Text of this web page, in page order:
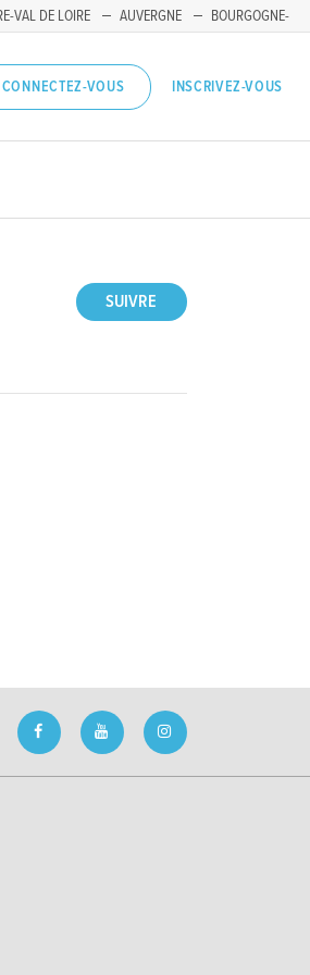
VAL DE LOIRE AUVERGNE
BOURGOGNE-
CONNECTEZ-VOUS INSCRIVEZ-VOUS
SUIVRE